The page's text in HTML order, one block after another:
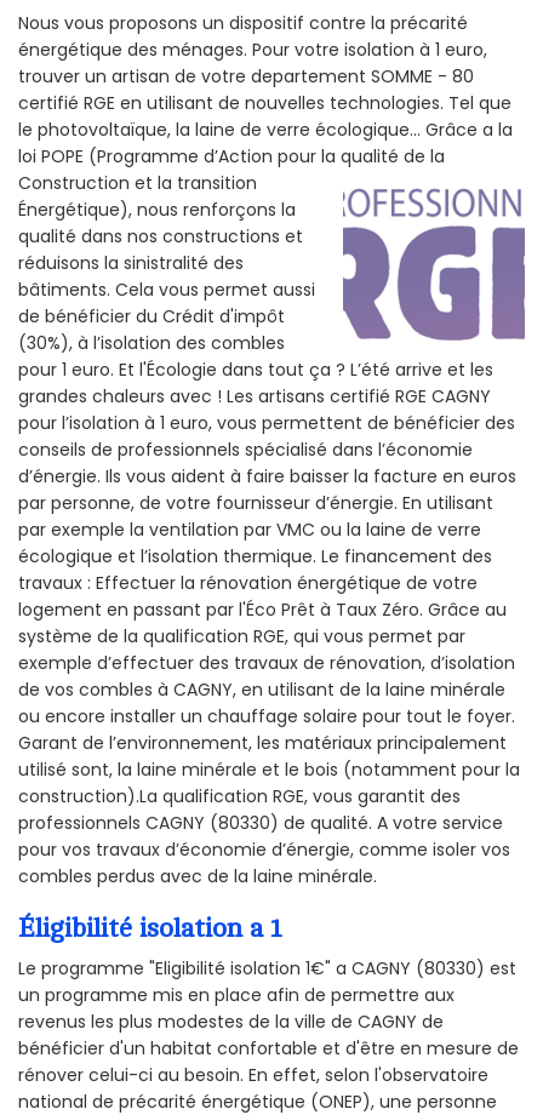
Nous vous proposons un dispositif contre la précarité
énergétique des ménages. Pour votre isolation à 1 euro,
trouver un artisan de votre departement SOMME - 80
certifié RGE en utilisant de nouvelles technologies. Tel que
le photovoltaïque, la laine de verre écologique... Grâce a la
loi POPE (Programme d’Action pour la qualité de la
Construction et la transition
Énergétique), nous renforçons la
qualité dans nos constructions et
réduisons la sinistralité des
bâtiments. Cela vous permet aussi
de bénéficier du Crédit d'impôt
(30%), à l’isolation des combles
pour 1 euro. Et l'Écologie dans tout ça ? L’été arrive et les
grandes chaleurs avec ! Les artisans certifié RGE CAGNY
pour l’isolation à 1 euro, vous permettent de bénéficier des
conseils de professionnels spécialisé dans l’économie
d’énergie. Ils vous aident à faire baisser la facture en euros
par personne, de votre fournisseur d’énergie. En utilisant
par exemple la ventilation par VMC ou la laine de verre
écologique et l’isolation thermique. Le financement des
travaux : Effectuer la rénovation énergétique de votre
logement en passant par l'Éco Prêt à Taux Zéro. Grâce au
système de la qualification RGE, qui vous permet par
exemple d’effectuer des travaux de rénovation, d’isolation
de vos combles à CAGNY, en utilisant de la laine minérale
ou encore installer un chauffage solaire pour tout le foyer.
Garant de l’environnement, les matériaux principalement
utilisé sont, la laine minérale et le bois (notamment pour la
construction).La qualification RGE, vous garantit des
professionnels CAGNY (80330) de qualité. A votre service
pour vos travaux d’économie d’énergie, comme isoler vos
combles perdus avec de la laine minérale.
Éligibilité isolation a 1
Le programme "Eligibilité isolation 1€" a CAGNY (80330) est
un programme mis en place afin de permettre aux
revenus les plus modestes de la ville de CAGNY de
bénéficier d'un habitat confortable et d'être en mesure de
rénover celui-ci au besoin. En effet, selon l'observatoire
national de précarité énergétique (ONEP), une personne